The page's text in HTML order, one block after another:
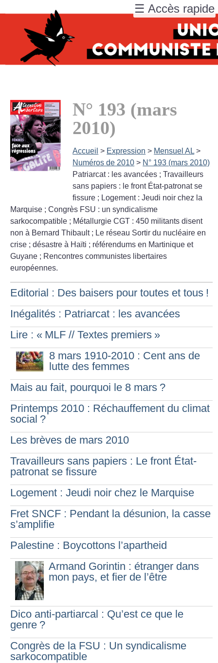
N° 193 (mars
2010)
Accueil > Expression > Mensuel AL >
Numéros de 2010 > N° 193 (mars 2010)
Patriarcat : les avancées ; Travailleurs
sans papiers : le front État-patronat se
fissure ; Logement : Jeudi noir chez la
Marquise ; Congrès FSU : un syndicalisme
sarkocompatible ; Métallurgie CGT : 450 militants disent
non à Bernard Thibault ; Le réseau Sortir du nucléaire en
crise ; désastre à Haïti ; référendums en Martinique et
Guyane ; Rencontres communistes libertaires
européennes.
Editorial : Des baisers pour toutes et tous !
Inégalités : Patriarcat : les avancées
Lire : « MLF // Textes premiers »
8 mars 1910-2010 : Cent ans de
lutte des femmes
Mais au fait, pourquoi le 8 mars ?
Printemps 2010 : Réchauffement du climat
social ?
Les brèves de mars 2010
Travailleurs sans papiers : Le front État-
patronat se fissure
Logement : Jeudi noir chez le Marquise
Fret SNCF : Pendant la désunion, la casse
s’amplifie
Palestine : Boycottons l’apartheid
Armand Gorintin : étranger dans
mon pays, et fier de l’être
Dico anti-partiarcal : Qu’est ce que le
genre ?
Congrès de la FSU : Un syndicalisme
sarkocompatible
☰ Accès rapide